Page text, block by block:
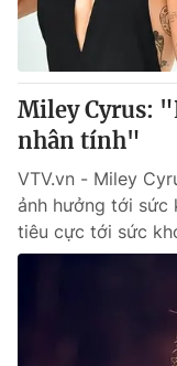
Miley Cyrus:
nhân tính"
VTV.vn - Miley
ảnh hưởng tới sức
tiêu cực tới sức